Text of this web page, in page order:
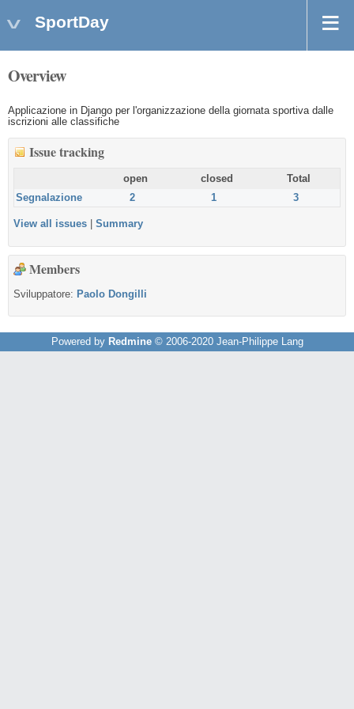
SportDay
Overview
Applicazione in Django per l'organizzazione della giornata sportiva dalle
iscrizioni alle classifiche
Issue tracking
open closed
Total
Segnalazione
2 1 3
View all issues Summary
Members
Sviluppatore: Paolo Dongilli
Powered by Redmine© 2006-2020 Jean-Philippe Lang